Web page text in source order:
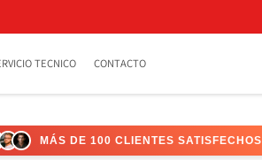
TECNICO CONTACTO
MÁS DE 100 CLIENTES SATISFECHOS